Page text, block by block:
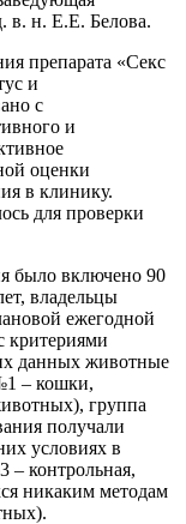
в. н. Е.Е. Белова.
препарата «Секс
и
с
и
оценки
в клинику.
для проверки
было включено 90
владельцы
ежегодной
критериями
данных животные
– кошки,
группа
получали
условиях в
– контрольная,
никаким методам